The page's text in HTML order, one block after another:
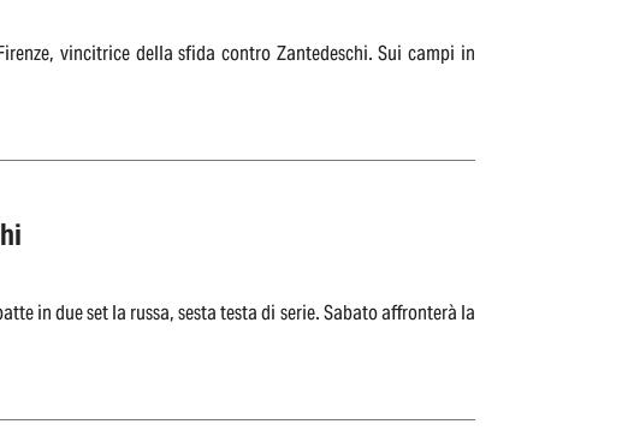
vincitrice della sfida contro Zantedeschi. Sui campi in
in due set la russa, sesta testa di serie. Sabato affronterà la